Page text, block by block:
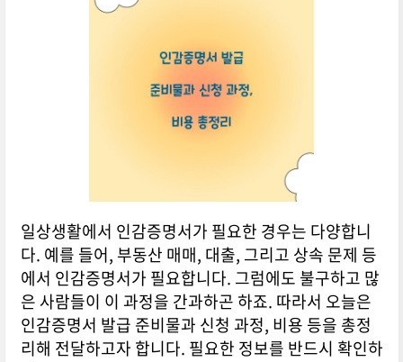
일상생활에서 인감증명서가 필요한 경우는 다양합니
다. 예를 들어, 부동산 매매, 대출, 그리고 상속 문제 등
에서 인감증명서가 필요합니다. 그럼에도 불구하고 많
은 사람들이 이 과정을 간과하곤 하죠. 따라서 오늘은
인감증명서 발급 준비물과 신청 과정, 비용 등을 총정
리해 전달하고자 합니다. 필요한 정보를 반드시 확인하